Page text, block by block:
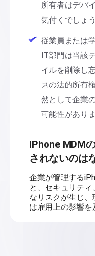
所有者はデバ
気付くでしょう
従業員または
IT部門は当該
イルを削除し
スの法的所有
然として企業
可能性がありま
iPhone MDM
されないのは
企業が管理する
と、セキュリテ
なリスクが生じ、
は雇用上の影響を